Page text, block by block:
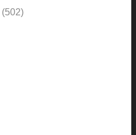
(502)